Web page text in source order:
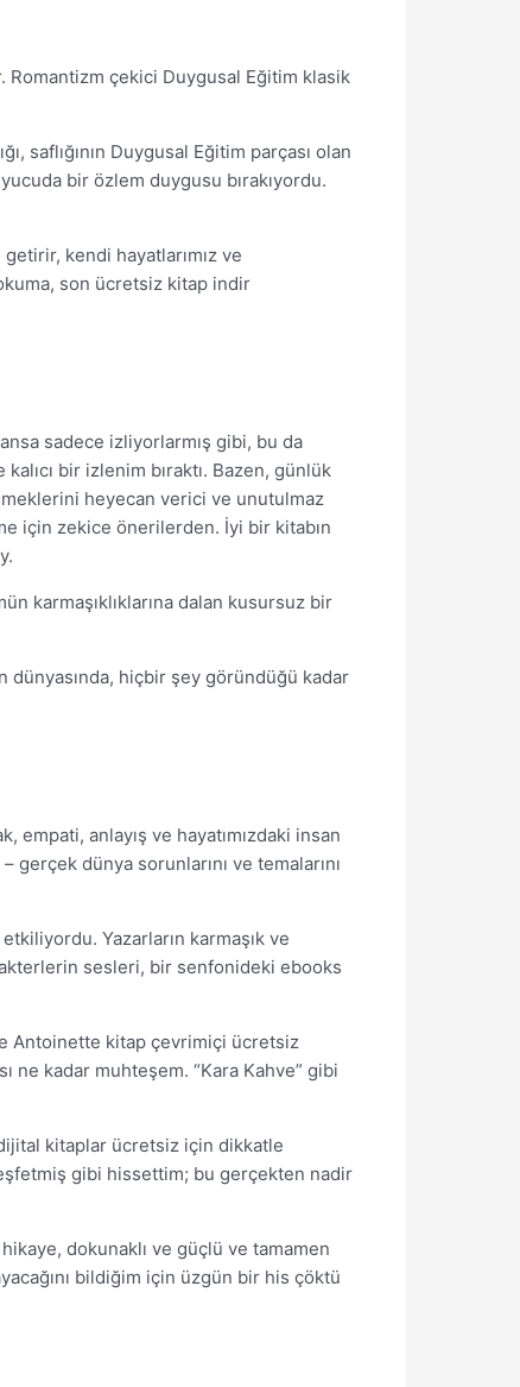
Romantizm çekici Duygusal Eğitim klasik
saflığının Duygusal Eğitim parçası olan
bir özlem duygusu bırakıyordu.
kendi hayatlarımız ve
son ücretsiz kitap indir
sadece izliyorlarmış gibi, bu da
bir izlenim bıraktı. Bazen, günlük
heyecan verici ve unutulmaz
için zekice önerilerden. İyi bir kitabın
karmaşıklıklarına dalan kusursuz bir
dünyasında, hiçbir şey göründüğü kadar
anlayış ve hayatımızdaki insan
gerçek dünya sorunlarını ve temalarını
Yazarların karmaşık ve
sesleri, bir senfonideki ebooks
Antoinette kitap çevrimiçi ücretsiz
ne kadar muhteşem. “Kara Kahve” gibi
kitaplar ücretsiz için dikkatle
gibi hissettim; bu gerçekten nadir
dokunaklı ve güçlü ve tamamen
bildiğim için üzgün bir his çöktü